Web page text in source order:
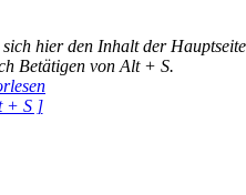
hier den Inhalt der Hauptseite
Betätigen von Alt + S.
+ S ]